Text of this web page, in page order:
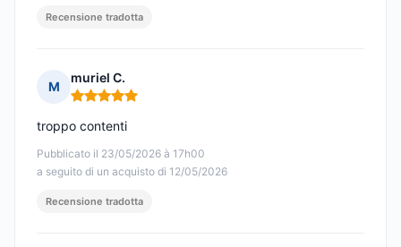
Recensione tradotta
M
muriel C.
Nota: 5 su 5
Pubblicato il 23/05/2026 à 17h00
a seguito di un acquisto di 12/05/2026
troppo contenti
Recensione tradotta